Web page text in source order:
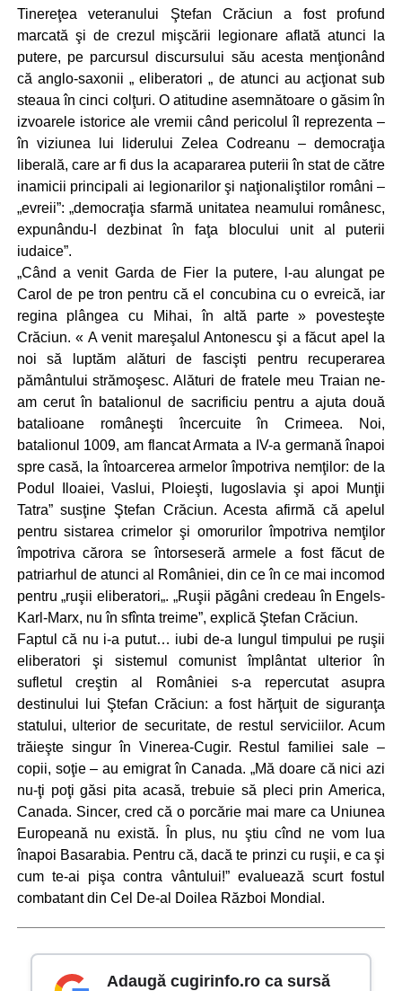
Tinereţea veteranului Ştefan Crăciun a fost profund
marcată şi de crezul mişcării legionare aflată atunci la
putere, pe parcursul discursului său acesta menţionând
că anglo-saxonii „ eliberatori „ de atunci au acţionat sub
steaua în cinci colţuri. O atitudine asemnătoare o găsim în
izvoarele istorice ale vremii când pericolul îl reprezenta –
în viziunea lui liderului Zelea Codreanu – democraţia
liberală, care ar fi dus la acapararea puterii în stat de către
inamicii principali ai legionarilor şi naţionaliştilor români –
„evreii”: „democraţia sfarmă unitatea neamului românesc,
expunându-l dezbinat în faţa blocului unit al puterii
iudaice”.
„Când a venit Garda de Fier la putere, l-au alungat pe
Carol de pe tron pentru că el concubina cu o evreică, iar
regina plângea cu Mihai, în altă parte » povesteşte
Crăciun. « A venit mareşalul Antonescu şi a făcut apel la
noi să luptăm alături de fascişti pentru recuperarea
pământului strămoşesc. Alături de fratele meu Traian ne-
am cerut în batalionul de sacrificiu pentru a ajuta două
batalioane româneşti încercuite în Crimeea. Noi,
batalionul 1009, am flancat Armata a IV-a germană înapoi
spre casă, la întoarcerea armelor împotriva nemţilor: de la
Podul Iloaiei, Vaslui, Ploieşti, Iugoslavia şi apoi Munţii
Tatra” susţine Ştefan Crăciun. Acesta afirmă că apelul
pentru sistarea crimelor şi omorurilor împotriva nemţilor
împotriva cărora se întorseseră armele a fost făcut de
patriarhul de atunci al României, din ce în ce mai incomod
pentru „ruşii eliberatori„. „Ruşii păgâni credeau în Engels-
Karl-Marx, nu în sfînta treime”, explică Ştefan Crăciun.
Faptul că nu i-a putut… iubi de-a lungul timpului pe ruşii
eliberatori şi sistemul comunist împlântat ulterior în
sufletul creştin al României s-a repercutat asupra
destinului lui Ştefan Crăciun: a fost hărţuit de siguranţa
statului, ulterior de securitate, de restul serviciilor. Acum
trăieşte singur în Vinerea-Cugir. Restul familiei sale –
copii, soţie – au emigrat în Canada. „Mă doare că nici azi
nu-ţi poţi găsi pita acasă, trebuie să pleci prin America,
Canada. Sincer, cred că o porcărie mai mare ca Uniunea
Europeană nu există. În plus, nu ştiu cînd ne vom lua
înapoi Basarabia. Pentru că, dacă te prinzi cu ruşii, e ca şi
cum te-ai pişa contra vântului!” evaluează scurt fostul
combatant din Cel De-al Doilea Război Mondial.
Adaugă cugirinfo.ro ca sursă